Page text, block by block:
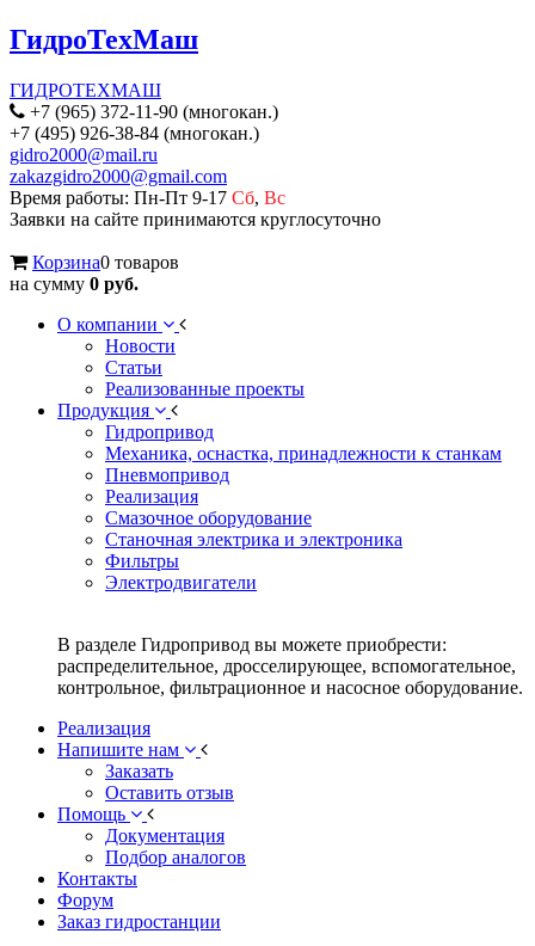
ГидроТехМаш
ГИДРОТЕХМАШ
+7 (965) 372-11-90 (многокан.)
+7 (495) 926-38-84 (многокан.)
gidro2000@mail.ru
zakazgidro2000@gmail.com
Время работы: Пн-Пт 9-17 Сб, Вс
Заявки на сайте принимаются круглосуточно
Корзина0 товаров
на сумму 0 руб.
О компании
Новости
Статьи
Реализованные проекты
Продукция
Гидропривод
Механика, оснастка, принадлежности к станкам
Пневмопривод
Реализация
Смазочное оборудование
Станочная электрика и электроника
Фильтры
Электродвигатели
В разделе Гидропривод вы можете приобрести:
распределительное, дросселирующее, вспомогательное,
контрольное, фильтрационное и насосное оборудование.
Реализация
Напишите нам
Заказать
Оставить отзыв
Помощь
Документация
Подбор аналогов
Контакты
Форум
Заказ гидростанции